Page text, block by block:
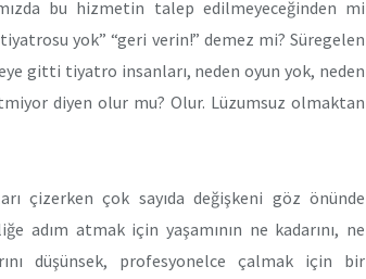
bu hizmetin talep edilmeyeceğinden mi
yok” “geri verin!” demez mi? Süregelen
gitti tiyatro insanları, neden oyun yok, neden
diyen olur mu? Olur. Lüzumsuz olmaktan
çizerken çok sayıda değişkeni göz önünde
adım atmak için yaşamının ne kadarını, ne
düşünsek, profesyonelce çalmak için bir